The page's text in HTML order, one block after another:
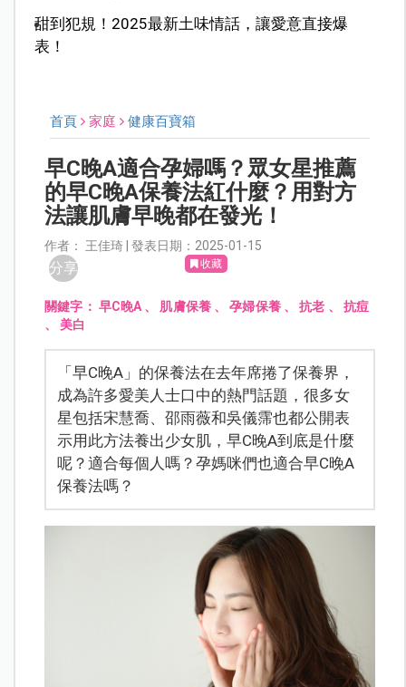
甜到犯規！2025最新土味情話，讓愛意直接爆
表！
首頁 家庭 健康百寶箱
早C晚A適合孕婦嗎？眾女星推薦
的早C晚A保養法紅什麼？用對方
法讓肌膚早晚都在發光！
作者： 王佳琦 | 發表日期：2025-01-15
分享 收藏
關鍵字： 早C晚A 、 肌膚保養、孕婦保養、抗老 、 抗痘
、美白
「早C晚A」的保養法在去年席捲了保養界，
成為許多愛美人士口中的熱門話題，很多女
星包括宋慧喬、邵雨薇和吳儀霈也都公開表
示用此方法養出少女肌，早C晚A到底是什麼
呢？適合每個人嗎？孕媽咪們也適合早C晚A
保養法嗎？